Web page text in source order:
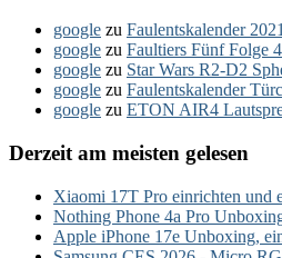
google zu Faulentskalender
google zu Faultiers Fünf Folge
google zu Star Wars R2-D2
google zu Faulentskalender
google zu ETON AIR4
Derzeit am meisten gelesen
Xiaomi 17T Pro einrichten und
Nothing Phone 4a Pro
Apple iPhone 17e Unboxing,